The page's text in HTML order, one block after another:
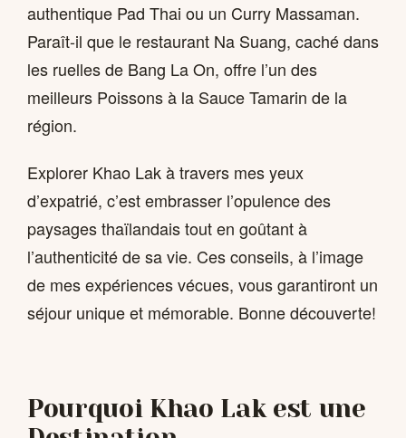
authentique Pad Thai ou un Curry Massaman.
Paraît-il que le restaurant Na Suang, caché dans
les ruelles de Bang La On, offre l’un des
meilleurs Poissons à la Sauce Tamarin de la
région.
Explorer Khao Lak à travers mes yeux
d’expatrié, c’est embrasser l’opulence des
paysages thaïlandais tout en goûtant à
l’authenticité de sa vie. Ces conseils, à l’image
de mes expériences vécues, vous garantiront un
séjour unique et mémorable. Bonne découverte!
Pourquoi Khao Lak est une